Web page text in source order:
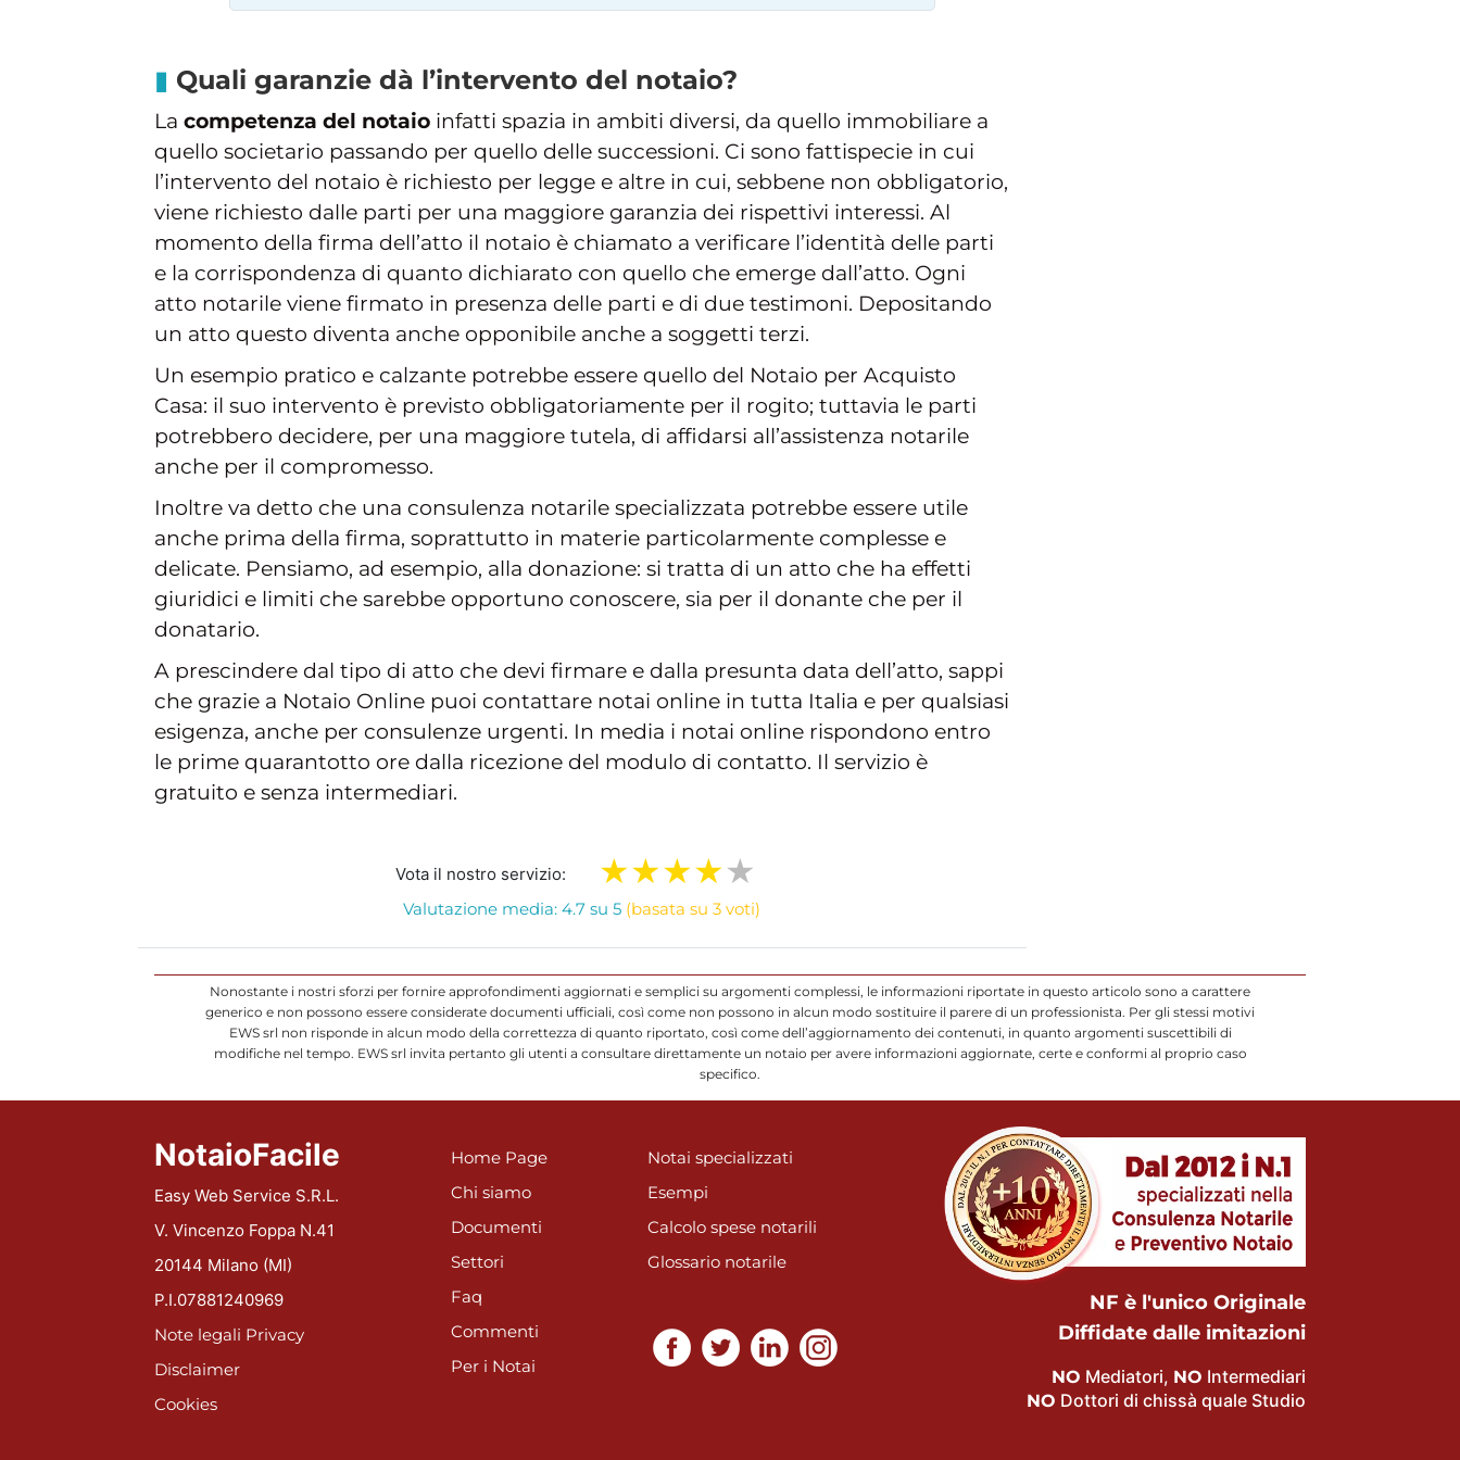
Quali garanzie dà l’intervento del notaio?
La competenza del notaio infatti spazia in ambiti diversi, da quello immobiliare a
quello societario passando per quello delle successioni. Ci sono fattispecie in cui
l’intervento del notaio è richiesto per legge e altre in cui, sebbene non obbligatorio,
viene richiesto dalle parti per una maggiore garanzia dei rispettivi interessi. Al
momento della firma dell’atto il notaio è chiamato a verificare l’identità delle parti
e la corrispondenza di quanto dichiarato con quello che emerge dall’atto. Ogni
atto notarile viene firmato in presenza delle parti e di due testimoni. Depositando
un atto questo diventa anche opponibile anche a soggetti terzi.
Un esempio pratico e calzante potrebbe essere quello del Notaio per Acquisto
Casa: il suo intervento è previsto obbligatoriamente per il rogito; tuttavia le parti
potrebbero decidere, per una maggiore tutela, di affidarsi all’assistenza notarile
anche per il compromesso.
Inoltre va detto che una consulenza notarile specializzata potrebbe essere utile
anche prima della firma, soprattutto in materie particolarmente complesse e
delicate. Pensiamo, ad esempio, alla donazione: si tratta di un atto che ha effetti
giuridici e limiti che sarebbe opportuno conoscere, sia per il donante che per il
donatario.
A prescindere dal tipo di atto che devi firmare e dalla presunta data dell’atto, sappi
che grazie a Notaio Online puoi contattare notai online in tutta Italia e per qualsiasi
esigenza, anche per consulenze urgenti. In media i notai online rispondono entro
le prime quarantotto ore dalla ricezione del modulo di contatto. Il servizio è
gratuito e senza intermediari.
Vota il nostro servizio:
Valutazione media: 4.7 su 5 (basata su 3 voti)
Nonostante i nostri sforzi per fornire approfondimenti aggiornati e semplici su argomenti complessi, le informazioni riportate in questo articolo sono a carattere
generico e non possono essere considerate documenti ufficiali, così come non possono in alcun modo sostituire il parere di un professionista. Per gli stessi motivi
EWS srl non risponde in alcun modo della correttezza di quanto riportato, così come dell’aggiornamento dei contenuti, in quanto argomenti suscettibili di
modifiche nel tempo. EWS srl invita pertanto gli utenti a consultare direttamente un notaio per avere informazioni aggiornate, certe e conformi al proprio caso
specifico.
NotaioFacile
Easy Web Service S.R.L.
V. Vincenzo Foppa N.41
20144 Milano (MI)
P.I.07881240969
Note legali Privacy
Disclaimer
Cookies
Home Page
Chi siamo
Documenti
Settori
Faq
Commenti
Per i Notai
Notai specializzati
Esempi
Calcolo spese notarili
Glossario notarile
NF è l'unico Originale
Diffidate dalle imitazioni
NO Mediatori, NO Intermediari
NO Dottori di chissà quale Studio